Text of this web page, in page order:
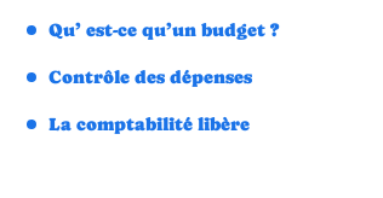
Qu’ est-ce qu’un budget ?
Contrôle des dépenses
La comptabilité libère